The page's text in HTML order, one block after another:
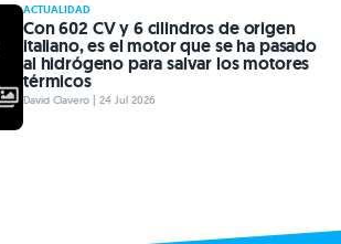
ACTUALIDAD
Con 602 CV y 6 cilindros de origen
italiano, es el motor que se ha pasado
al hidrógeno para salvar los motores
térmicos
David Clavero | 24 Jul 2026